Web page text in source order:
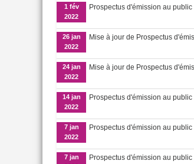
1 fév
2022
Prospectus d'émission au public
26 jan
2022
Mise à jour de Prospectus
24 jan
2022
Mise à jour de Prospectus
14 jan
2022
Prospectus d'émission au public
7 jan
2022
Prospectus d'émission au public
7 jan
Prospectus d'émission au public